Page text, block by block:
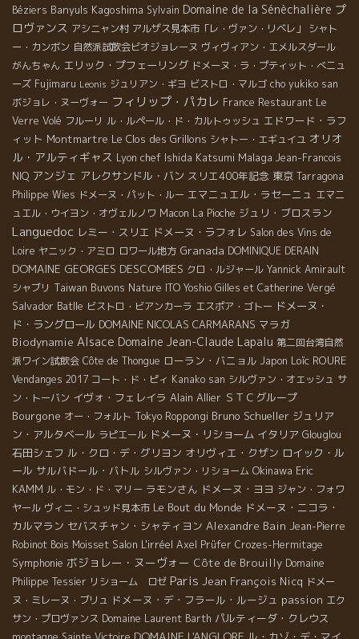
Béziers Banyuls Kagoshima Sylvain Domaine de la Sénèchalière プ
ロヴァンス アシニャン村 アルザス見本市「レ・ヴァン・リベレ」
シャト
ー・カンボン 自然派試飲会ビオジョレーヌ ヴィヴィアン・エメルスダール
がんちゃん エリック・プフェーリング ドメーヌ・ラ・プティット・べニュ
ーズ Fujimaru Leonis ジュリアン・ギヨ ビストロ・マルゴ cho yukiko san
ボジョレ・ヌーヴォー フィリップ・パカレ France Restaurant Le
Verre Volé フルーリ ル・ルペール・ド・カルトゥッシュ エドワード・ラフ
ィット Montmartre Le Clos des Grillons シャトー・エギュイユ オリオ
ル・アルティギャス Lyon chef Ishida Katsumi Malaga Jean-Francois
NIQ アンジェ アレクサンドル・バン スリエ400年記念 東京 Tarragona
Philippe Wies ドメーヌ・パット・ルー エマニュエル・ラセーニュ エマニ
ュエル・ウイヨン・オヴェルノワ Macon La Pioche ジュリ・ブロスラン
Languedoc レミー・スリエ ドメーヌ・ラフォレ Salon des Vins de
Loire ヤニック・アミロ ロワール地方 Granada DOMINIQUE DERAIN
DOMAINE GEORGES DESCOMBES クロ・ルジャール Yannick Amirault
シャブリ Taiwan Buvons Nature ITO Yoshio Gilles et Catherine Vergé
Salvador Batlle ビストロ・ビアンカーラ エスポア・ゴトー ドメーヌ・
ド・ラングロール DOMAINE NICOLAS CARMARANS マラガ
Biodynamie Alsace Domaine Jean-Claude Lapalu 第二回台湾自然
派ワイン試飲会 Côte de Thongue ローラン・バニョル Japon Loïc ROURE
Vendanges 2017 コート・ド・ピィ Kanako san シルヴァン・オエッシュ サ
ン・トーバン イヴォ・フェレイラ Alain Allier ＳＴＣグループ
Bourgone オー・フォルト Tokyo Roppongi Bruno Schueller ジュリア
ン・アルタベール ラピエール ドメーヌ・リショーム イタリア Glouglou
石田シェフ ル・クロ・デ・グリヨン オリヴィエ・クザン ロイック・ル
ール サルバドール・バトル シルヴァン・リショーム Okinawa Eric
KAMM ル・モン・ド・マリー ラモンさん ドメーヌ・ヨヨ ジャン・フォワ
ヤール ヴィニ・シュッド見本市 Le Bout du Monde ドメーヌ・ニコラ・
カルマラン セバスチャン・シャティヨン Alexandre Bain Jean-Pierre
Robinot Bois Moisset Salon L'irréel Axel Prüfer Crozes-Hermitage
Symphonie ボジョレー・ヌーヴォー Côte de Brouilly Domaine
Philippe Tessier リショーム ロゼ Paris Jean François Nicq ドメー
ヌ・ミレーヌ・ブリュ ドメーヌ・デ・フラール・ルージュ passion エク
サン・プロヴァンス Domaine Laurent Barth パルティーダ・クレウス
DOMAINE L'ANGLORE